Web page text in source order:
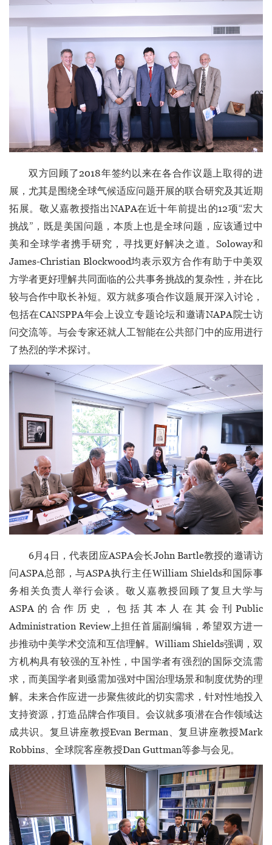
双方回顾了2018年签约以来在各合作议题上取得的进
展，尤其是围绕全球气候适应问题开展的联合研究及其近期
拓展。敬乂嘉教授指出NAPA在近十年前提出的12项“宏大
挑战”，既是美国问题，本质上也是全球问题，应该通过中
美和全球学者携手研究，寻找更好解决之道。Soloway和
James-Christian Blockwood均表示双方合作有助于中美双
方学者更好理解共同面临的公共事务挑战的复杂性，并在比
较与合作中取长补短。双方就多项合作议题展开深入讨论，
包括在CANSPPA年会上设立专题论坛和邀请NAPA院士访
问交流等。与会专家还就人工智能在公共部门中的应用进行
了热烈的学术探讨。
6月4日，代表团应ASPA会长John Bartle教授的邀请访
问ASPA总部，与ASPA执行主任William Shields和国际事
务相关负责人举行会谈。敬乂嘉教授回顾了复旦大学与
ASPA的合作历史，包括其本人在其会刊Public
Administration Review上担任首届副编辑，希望双方进一
步推动中美学术交流和互信理解。William Shields强调，双
方机构具有较强的互补性，中国学者有强烈的国际交流需
求，而美国学者则亟需加强对中国治理场景和制度优势的理
解。未来合作应进一步聚焦彼此的切实需求，针对性地投入
支持资源，打造品牌合作项目。会议就多项潜在合作领域达
成共识。复旦讲座教授Evan Berman、复旦讲座教授Mark
Robbins、全球院客座教授Dan Guttman等参与会见。